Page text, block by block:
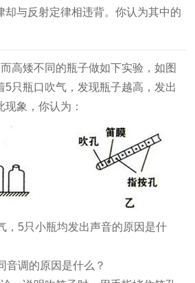
却与反射定律相违背。你认为其中的
高矮不同的瓶子做如下实验，如图
5只瓶口吹气，发现瓶子越高，发出
象，你认为：
，5只小瓶均发出声音的原因是什
音调的原因是什么？